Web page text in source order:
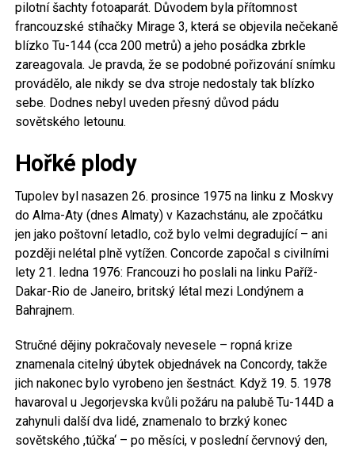
pilotní šachty fotoaparát. Důvodem byla přítomnost
francouzské stíhačky Mirage 3, která se objevila nečekaně
blízko Tu-144 (cca 200 metrů) a jeho posádka zbrkle
zareagovala. Je pravda, že se podobné pořizování snímku
provádělo, ale nikdy se dva stroje nedostaly tak blízko
sebe. Dodnes nebyl uveden přesný důvod pádu
sovětského letounu.
Hořké plody
Tupolev byl nasazen 26. prosince 1975 na linku z Moskvy
do Alma-Aty (dnes Almaty) v Kazachstánu, ale zpočátku
jen jako poštovní letadlo, což bylo velmi degradující – ani
později nelétal plně vytížen. Concorde započal s civilními
lety 21. ledna 1976: Francouzi ho poslali na linku Paříž-
Dakar-Rio de Janeiro, britský létal mezi Londýnem a
Bahrajnem.
Stručné dějiny pokračovaly nevesele – ropná krize
znamenala citelný úbytek objednávek na Concordy, takže
jich nakonec bylo vyrobeno jen šestnáct. Když 19. 5. 1978
havaroval u Jegorjevska kvůli požáru na palubě Tu-144D a
zahynuli další dva lidé, znamenalo to brzký konec
sovětského ,túčka‘ – po měsíci, v poslední červnový den,